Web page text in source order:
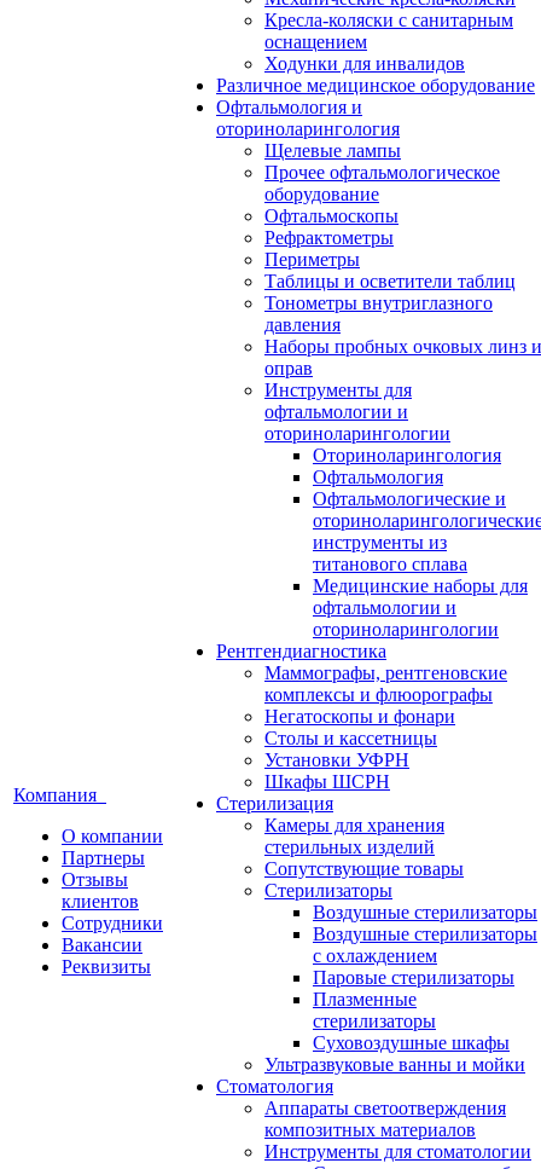
Компания
О компании
Партнеры
Отзывы
клиентов
Сотрудники
Вакансии
Реквизиты
Кресла-коляски с санитарным
оснащением
Ходунки для инвалидов
Различное медицинское оборудование
Офтальмология и
оториноларингология
Щелевые лампы
Прочее офтальмологическое
оборудование
Офтальмоскопы
Рефрактометры
Периметры
Таблицы и осветители таблиц
Тонометры внутриглазного
давления
Наборы пробных очковых линз и
оправ
Инструменты для
офтальмологии и
оториноларингологии
Оториноларингология
Офтальмология
Офтальмологические и
инструменты из
титанового сплава
Медицинские наборы для
офтальмологии и
оториноларингологии
Рентгендиагностика
Маммографы, рентгеновские
комплексы и флюорографы
Негатоскопы и фонари
Столы и кассетницы
Установки УФРН
Шкафы ШСРН
Стерилизация
Камеры для хранения
стерильных изделий
Сопутствующие товары
Стерилизаторы
Воздушные стерилизаторы
Воздушные стерилизаторы
с охлаждением
Паровые стерилизаторы
Плазменные
стерилизаторы
Суховоздушные шкафы
Ультразвуковые ванны и мойки
Стоматология
Аппараты светоотверждения
композитных материалов
Инструменты для стоматологии